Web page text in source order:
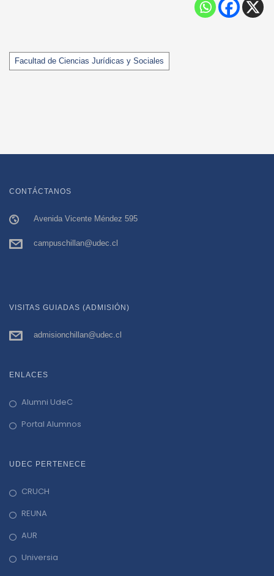
Tags
Facultad de Ciencias Jurídicas y Sociales
CONTÁCTANOS
Avenida Vicente Méndez 595
campuschillan@udec.cl
VISITAS GUIADAS (ADMISIÓN)
admisionchillan@udec.cl
ENLACES
Alumni UdeC
Portal Alumnos
UDEC PERTENECE
CRUCH
REUNA
AUR
Universia